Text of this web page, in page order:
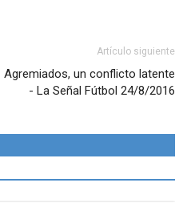
Artículo siguiente
Agremiados, un conflicto latente
- La Señal Fútbol 24/8/2016